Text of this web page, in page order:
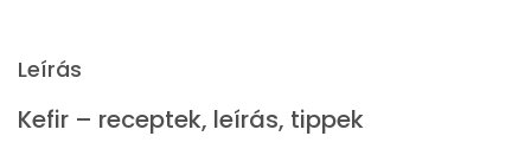
Leírás
Kefir – receptek, leírás, tippek